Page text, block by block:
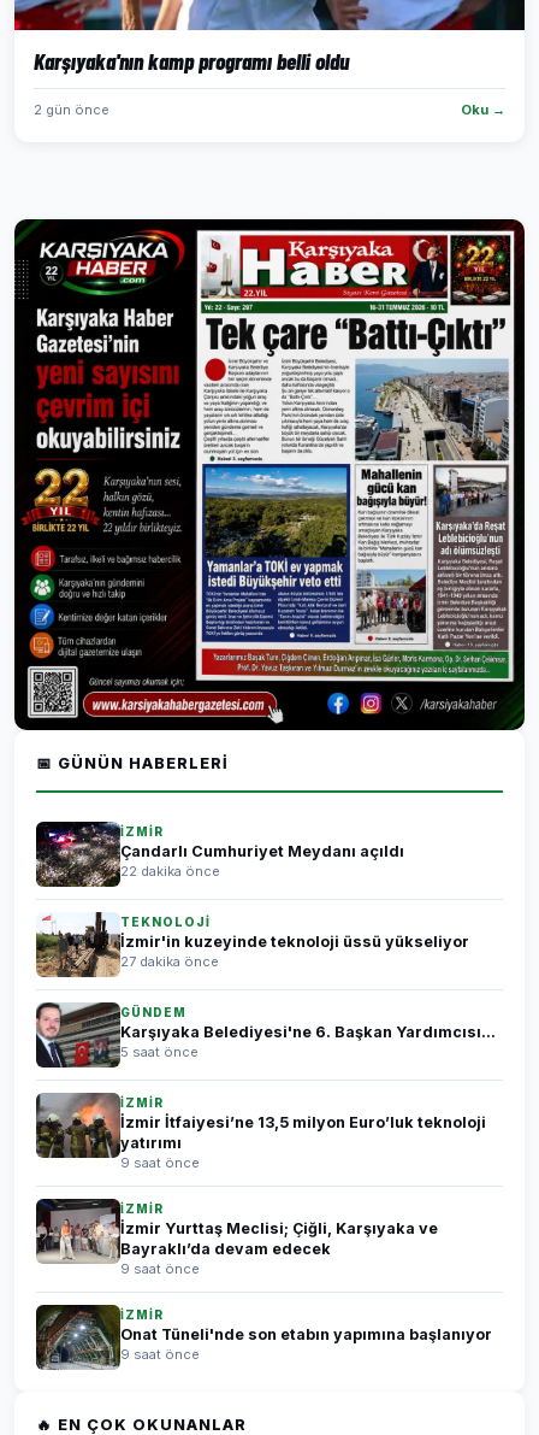
Karşıyaka'nın kamp programı belli oldu
2 gün önce Oku →
📅 GÜNÜN HABERLERI
İZMİR
Çandarlı Cumhuriyet Meydanı açıldı
22 dakika önce
TEKNOLOJİ
İzmir'in kuzeyinde teknoloji üssü yükseliyor
27 dakika önce
GÜNDEM
Karşıyaka Belediyesi'ne 6. Başkan Yardımcısı...
5 saat önce
İZMİR
İzmir İtfaiyesi’ne 13,5 milyon Euro’luk teknoloji
yatırımı
9 saat önce
İZMİR
İzmir Yurttaş Meclisi; Çiğli, Karşıyaka ve
Bayraklı’da devam edecek
9 saat önce
İZMİR
Onat Tüneli'nde son etabın yapımına başlanıyor
9 saat önce
🔥 EN ÇOK OKUNANLAR